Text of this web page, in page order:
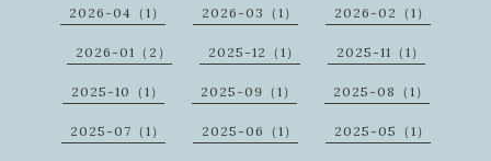
2026-04（1） 2026-03（1） 2026-02（1）
2026-01（2） 2025-12（1） 2025-11（1）
2025-10（1） 2025-09（1） 2025-08（1）
2025-07（1） 2025-06（1） 2025-05（1）